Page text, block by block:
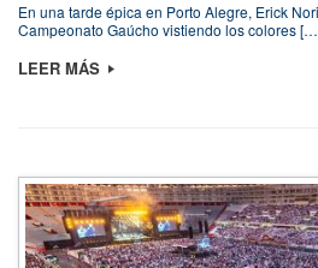
En una tarde épica en Porto Alegre, Erick
Campeonato Gaúcho vistiendo los colores
LEER MÁS